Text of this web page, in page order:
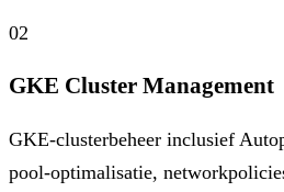
02
GKE Cluster Management
GKE-clusterbeheer inclusief
pool-optimalisatie,